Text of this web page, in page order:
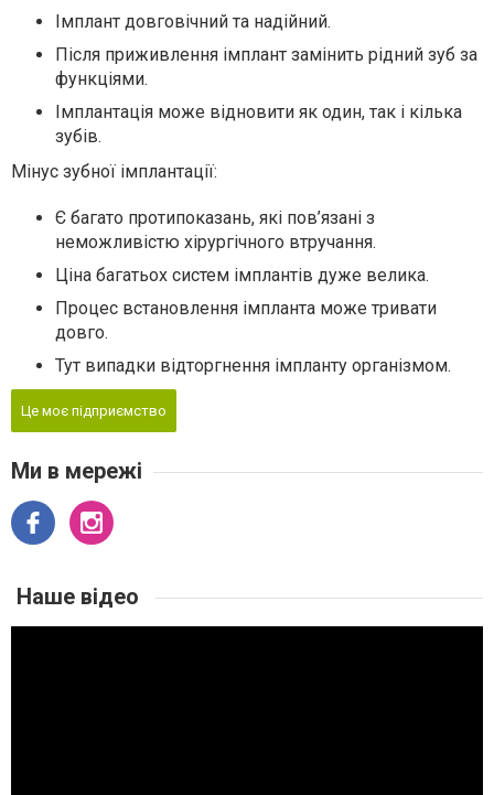
Імплант довговічний та надійний.
Після приживлення імплант замінить рідний зуб за
функціями.
Імплантація може відновити як один, так і кілька
зубів.
Мінус зубної імплантації:
Є багато протипоказань, які пов’язані з
неможливістю хірургічного втручання.
Ціна багатьох систем імплантів дуже велика.
Процес встановлення імпланта може тривати
довго.
Тут випадки відторгнення імпланту організмом.
Це моє підприємство
Ми в мережі
Наше відео